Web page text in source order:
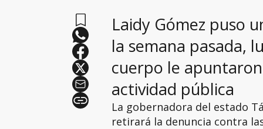
Laidy Gómez puso
la semana pasada,
cuerpo le
actividad pública
La gobernadora del estado
retirará la denuncia contra